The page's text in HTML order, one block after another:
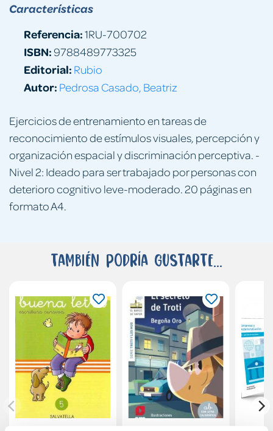
Ejercicios de entrenamiento en tareas de
reconocimiento de estímulos visuales, percepción y
organización espacial y discriminación perceptiva. -
Nivel 2: Ideado para ser trabajado por personas con
deterioro cognitivo leve-moderado. 20 páginas en
formato A4.
Características
Referencia:1RU-700702
ISBN:9788489773325
Editorial: Rubio
Autor: Pedrosa Casado, Beatriz
También podría gustarte...